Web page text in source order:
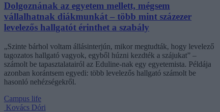
Dolgoznának az egyetem mellett, mégsem
vállalhatnak diákmunkát – több mint százezer
levelezős hallgatót érinthet a szabály
„Szinte bárhol voltam állásinterjún, mikor megtudták, hogy levelező
tagozatos hallgató vagyok, egyből húzni kezdték a szájukat” –
számolt be tapasztalatairól az Eduline-nak egy egyetemista. Példája
azonban korántsem egyedi: több levelezős hallgató számolt be
hasonló nehézségekről.
Campus life
Kovács Dóri